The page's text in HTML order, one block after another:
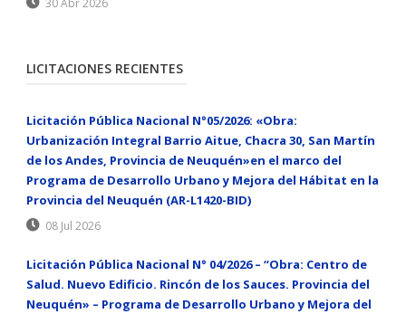
LICITACIONES RECIENTES
Licitación Pública Nacional N°05/2026: «Obra:
Urbanización Integral Barrio Aitue, Chacra 30, San Martín
de los Andes, Provincia de Neuquén»en el marco del
Programa de Desarrollo Urbano y Mejora del Hábitat en la
Provincia del Neuquén (AR-L1420-BID)
08 Jul 2026
Licitación Pública Nacional N° 04/2026 – “Obra: Centro de
Salud. Nuevo Edificio. Rincón de los Sauces. Provincia del
Neuquén» – Programa de Desarrollo Urbano y Mejora del